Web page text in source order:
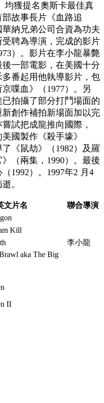
均獲提名奧斯卡最佳真
故事長片《血路追
納兄弟公司合資為功夫
聘為導演，完成的影片
）。影片在李小龍暴斃
一部電影，在美國十分
番起用他執導影片，包
喋血》（1977）。另
拍攝了部分打鬥場面的
創作補拍新場面加以完
試把成龍推向國際，
國製作《殺手壕》
了《鼠劫》（1982）及羅
（兩集，1990）。最後
1992）。1997年2 月4
。
文片名
聯合導演
Kill
李小龍
aka The Big
II